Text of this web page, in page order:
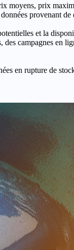
prix
provenant
et la
campagnes en
en rupture de